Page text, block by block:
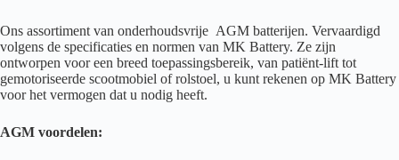
Ons assortiment van onderhoudsvrije AGM batterijen. Vervaardigd
volgens de specificaties en normen van MK Battery. Ze zijn
ontworpen voor een breed toepassingsbereik, van patiënt-lift tot
gemotoriseerde scootmobiel of rolstoel, u kunt rekenen op MK Battery
voor het vermogen dat u nodig heeft.
AGM voordelen: